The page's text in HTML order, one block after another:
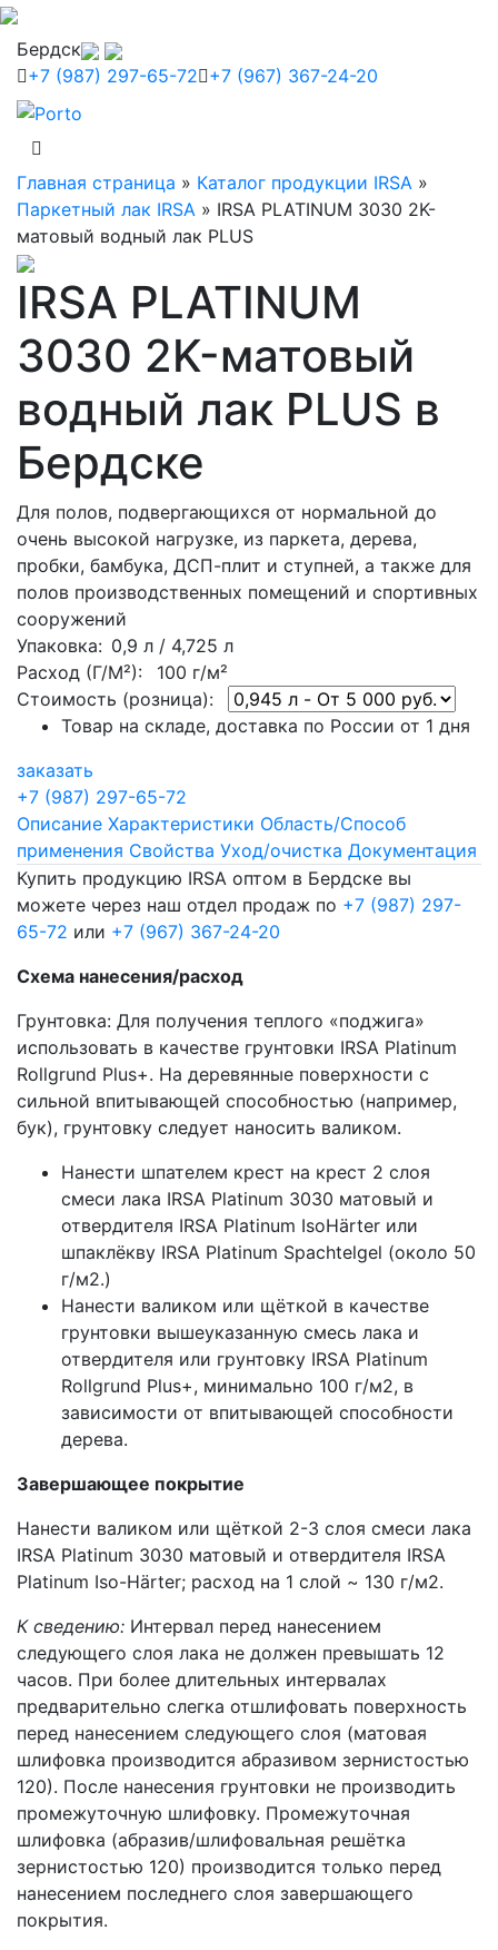
Бердск
+7 (987) 297-65-72 +7 (967) 367-24-20
Главная страница » Каталог продукции IRSA »
Паркетный лак IRSA » IRSA PLATINUM 3030 2K-
матовый водный лак PLUS
IRSA PLATINUM
3030 2K-матовый
водный лак PLUS в
Бердске
Для полов, подвергающихся от нормальной до
очень высокой нагрузке, из паркета, дерева,
пробки, бамбука, ДСП-плит и ступней, а также для
полов производственных помещений и спортивных
сооружений
Упаковка: 0,9 л / 4,725 л
Расход (Г/М²): 100 г/м²
Стоимость (розница):
Товар на складе, доставка по России от 1 дня
заказать
+7 (987) 297-65-72
Описание Характеристики Область/Способ
применения Свойства Уход/очистка Документация
Купить продукцию IRSA оптом в Бердске вы
можете через наш отдел продаж по +7 (987) 297-
65-72 или +7 (967) 367-24-20
Схема нанесения/расход
Грунтовка: Для получения теплого «поджига»
использовать в качестве грунтовки IRSA Platinum
Rollgrund Plus+. На деревянные поверхности с
сильной впитывающей способностью (например,
бук), грунтовку следует наносить валиком.
Нанести шпателем крест на крест 2 слоя
смеси лака IRSA Platinum 3030 матовый и
отвердителя IRSA Platinum IsoHärter или
шпаклёкву IRSA Platinum Spachtelgel (около 50
г/м2.)
Нанести валиком или щёткой в качестве
грунтовки вышеуказанную смесь лака и
отвердителя или грунтовку IRSA Platinum
Rollgrund Plus+, минимально 100 г/м2, в
зависимости от впитывающей способности
дерева.
Завершающее покрытие
Нанести валиком или щёткой 2-3 слоя смеси лака
IRSA Platinum 3030 матовый и отвердителя IRSA
Platinum Iso-Härter; расход на 1 слой ~ 130 г/м2.
К сведению: Интервал перед нанесением
следующего слоя лака не должен превышать 12
часов. При более длительных интервалах
предварительно слегка отшлифовать поверхность
перед нанесением следующего слоя (матовая
шлифовка производится абразивом зернистостью
120). После нанесения грунтовки не производить
промежуточную шлифовку. Промежуточная
шлифовка (абразив/шлифовальная решётка
зернистостью 120) производится только перед
нанесением последнего слоя завершающего
покрытия.